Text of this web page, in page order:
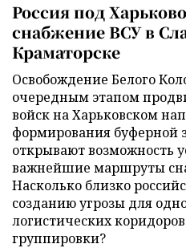
Россия под
снабжение ВСУ в
Краматорске
Освобождение Белого
очередным этапом
войск на Харьковском
формирования буферной
открывают возможность
важнейшие маршруты
Насколько близко
созданию угрозы для
логистических
группировки?